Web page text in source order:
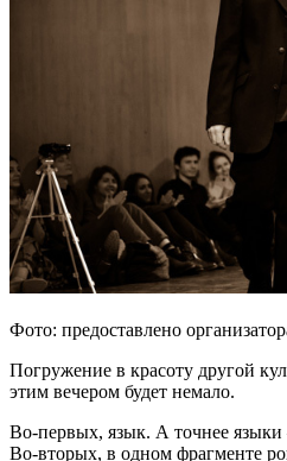
Фото: предоставлено
Погружение в красоту другой
этим вечером будет немало.
Во-первых, язык. А точнее языки
Во-вторых, в одном фрагменте